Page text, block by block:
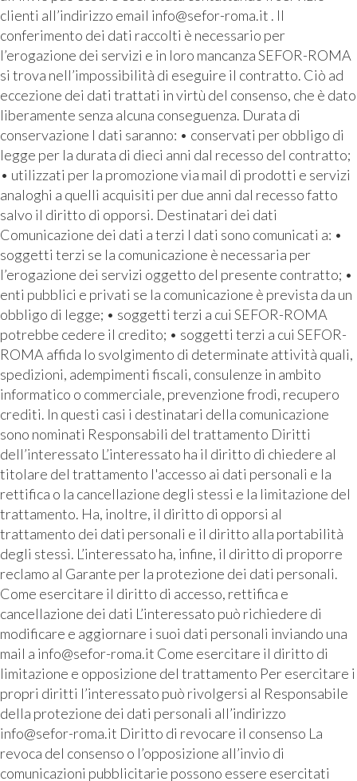
clienti all’indirizzo email info@sefor-roma.it . Il
conferimento dei dati raccolti è necessario per
l’erogazione dei servizi e in loro mancanza SEFOR-ROMA
si trova nell’impossibilità di eseguire il contratto. Ciò ad
eccezione dei dati trattati in virtù del consenso, che è dato
liberamente senza alcuna conseguenza. Durata di
conservazione I dati saranno: • conservati per obbligo di
legge per la durata di dieci anni dal recesso del contratto;
• utilizzati per la promozione via mail di prodotti e servizi
analoghi a quelli acquisiti per due anni dal recesso fatto
salvo il diritto di opporsi. Destinatari dei dati
Comunicazione dei dati a terzi I dati sono comunicati a: •
soggetti terzi se la comunicazione è necessaria per
l’erogazione dei servizi oggetto del presente contratto; •
enti pubblici e privati se la comunicazione è prevista da un
obbligo di legge; • soggetti terzi a cui SEFOR-ROMA
potrebbe cedere il credito; • soggetti terzi a cui SEFOR-
ROMA affida lo svolgimento di determinate attività quali,
spedizioni, adempimenti fiscali, consulenze in ambito
informatico o commerciale, prevenzione frodi, recupero
crediti. In questi casi i destinatari della comunicazione
sono nominati Responsabili del trattamento Diritti
dell’interessato L’interessato ha il diritto di chiedere al
titolare del trattamento l'accesso ai dati personali e la
rettifica o la cancellazione degli stessi e la limitazione del
trattamento. Ha, inoltre, il diritto di opporsi al
trattamento dei dati personali e il diritto alla portabilità
degli stessi. L’interessato ha, infine, il diritto di proporre
reclamo al Garante per la protezione dei dati personali.
Come esercitare il diritto di accesso, rettifica e
cancellazione dei dati L’interessato può richiedere di
modificare e aggiornare i suoi dati personali inviando una
mail a info@sefor-roma.it Come esercitare il diritto di
limitazione e opposizione del trattamento Per esercitare i
propri diritti l’interessato può rivolgersi al Responsabile
della protezione dei dati personali all’indirizzo
info@sefor-roma.it Diritto di revocare il consenso La
revoca del consenso o l’opposizione all’invio di
comunicazioni pubblicitarie possono essere esercitati